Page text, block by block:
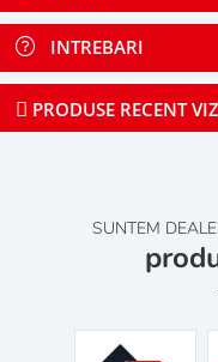
INTREBARI
PRODUSE RECENT
SUNTEM